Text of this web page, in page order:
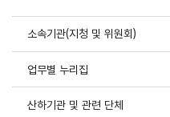
23년말,
24년말,
소속기관(지청 및 위원회)
업무별 누리집
산하기관 및 관련 단체